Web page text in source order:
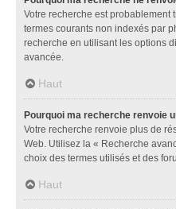
Votre recherche est
termes courants non indexés par
recherche en utilisant les options
avancée.
Haut
Pourquoi ma recherche renvoie
Votre recherche renvoie plus de
Web. Utilisez la « Recherche
choix des termes utilisés et des
Haut